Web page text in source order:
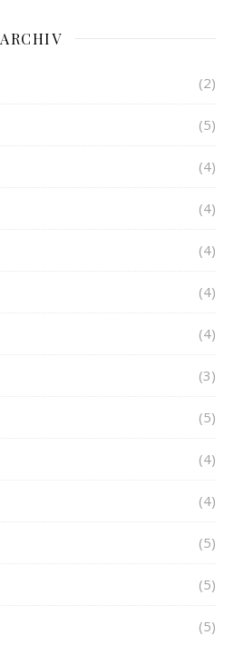
ARCHIV
(2)
(5)
(4)
(4)
(4)
(4)
(4)
(3)
(5)
(4)
(4)
(5)
(5)
(5)